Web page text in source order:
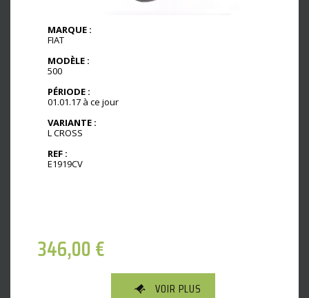
MARQUE :
FIAT
MODÈLE :
500
PÉRIODE :
01.01.17 à ce jour
VARIANTE :
L CROSS
REF :
E1919CV
346,00€
VOIR PLUS